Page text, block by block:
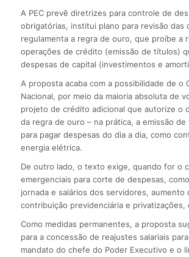
A PEC prevê diretrizes para controle de
obrigatórias, institui plano para revisão das
regulamenta a regra de ouro, que proíbe a
operações de crédito (emissão de títulos)
despesas de capital (investimentos e
A proposta acaba com a possibilidade de o
Nacional, por meio da maioria absoluta de
projeto de crédito adicional que autorize o
da regra de ouro – na prática, a emissão
para pagar despesas do dia a dia, como
energia elétrica.
De outro lado, o texto exige, quando for o
emergenciais para corte de despesas,
jornada e salários dos servidores, aumento
contribuição previdenciária e privatizações,
Como medidas permanentes, a proposta
para a concessão de reajustes salariais
mandato do chefe do Poder Executivo e o